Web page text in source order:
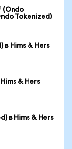
(Ondo
Tokenized)
в Hims & Hers
& Hers
в Hims & Hers